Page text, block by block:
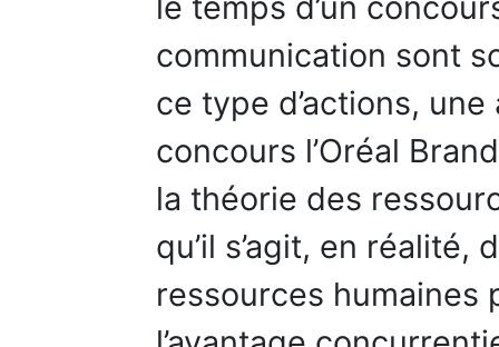
communication sont
ce type d’actions,
concours l’Oréal
la théorie des
qu’il s’agit, en réalité,
ressources humaines